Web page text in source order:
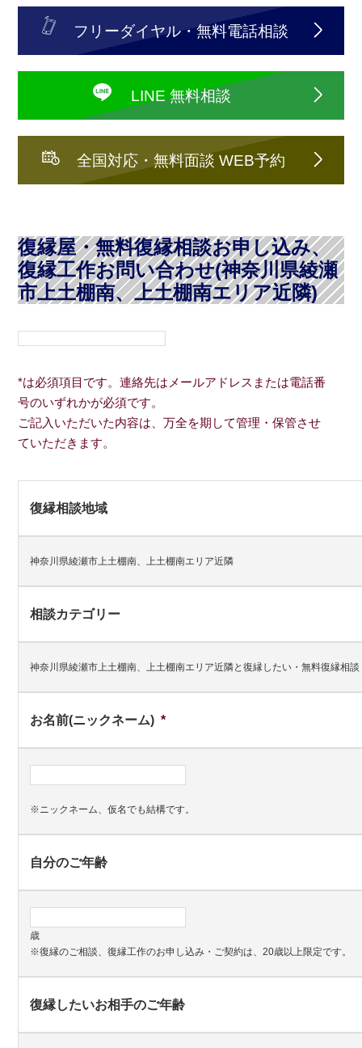
フリーダイヤル・無料電話相談
LINE 無料相談
全国対応・無料面談 WEB予約
復縁屋・無料復縁相談お申し込み、
復縁工作お問い合わせ(神奈川県綾瀬
市上土棚南、上土棚南エリア近隣)
*は必須項目です。連絡先はメールアドレスまたは電話番
号のいずれかが必須です。
ご記入いただいた内容は、万全を期して管理・保管させ
ていただきます。
復縁相談地域
神奈川県綾瀬市上土棚南、上土棚南エリア近隣
相談カテゴリー
神奈川県綾瀬市上土棚南、上土棚南エリア近隣と復縁したい・無料復縁相談
お名前(ニックネーム) *
※ニックネーム、仮名でも結構です。
自分のご年齢
歳
※復縁のご相談、復縁工作のお申し込み・ご契約は、20歳以上限定です。
復縁したいお相手のご年齢